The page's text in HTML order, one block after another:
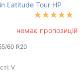
Latitude Tour HP
немає пропозицій
60 R20
V